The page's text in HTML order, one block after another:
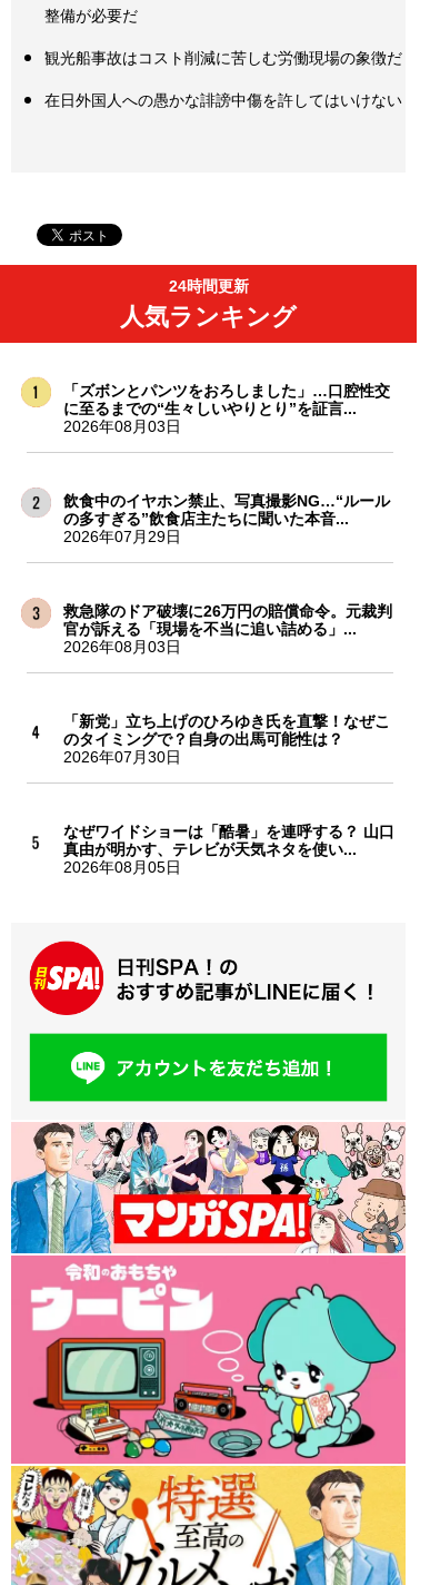
整備が必要だ
観光船事故はコスト削減に苦しむ労働現場の象徴だ
在日外国人への愚かな誹謗中傷を許してはいけない
24時間更新
人気ランキング
「ズボンとパンツをおろしました」…口腔性交
に至るまでの“生々しいやりとり”を証言...
2026年08月03日
飲食中のイヤホン禁止、写真撮影NG…“ルール
の多すぎる”飲食店主たちに聞いた本音...
2026年07月29日
救急隊のドア破壊に26万円の賠償命令。元裁判
官が訴える「現場を不当に追い詰める」...
2026年08月03日
「新党」立ち上げのひろゆき氏を直撃！なぜこ
のタイミングで？自身の出馬可能性は？
2026年07月30日
なぜワイドショーは「酷暑」を連呼する？ 山口
真由が明かす、テレビが天気ネタを使い...
2026年08月05日